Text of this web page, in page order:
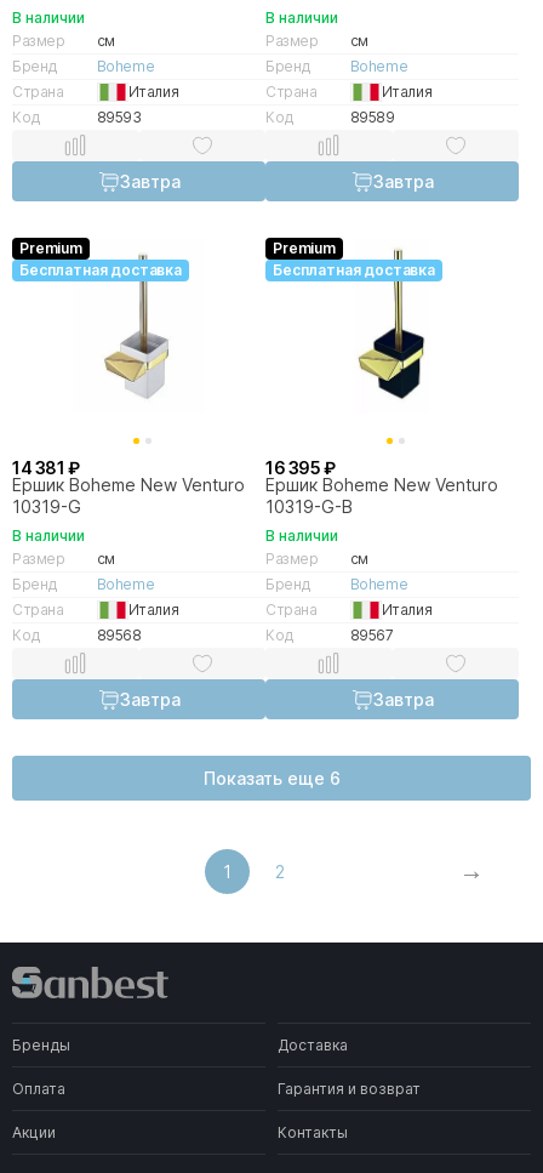
В наличии
Размер
см
Бренд
Boheme
Страна
Италия
Код
89593
Завтра
В наличии
Размер
см
Бренд
Boheme
Страна
Италия
Код
89589
Завтра
Premium
Бесплатная доставка
14 381 ₽
Ершик Boheme New Venturo
10319-G
В наличии
Размер
см
Бренд
Boheme
Страна
Италия
Код
89568
Завтра
Premium
Бесплатная доставка
16 395 ₽
Ершик Boheme New Venturo
10319-G-B
В наличии
Размер
см
Бренд
Boheme
Страна
Италия
Код
89567
Завтра
Показать еще 6
1 2
Бренды Доставка
Оплата Гарантия и возврат
Акции Контакты